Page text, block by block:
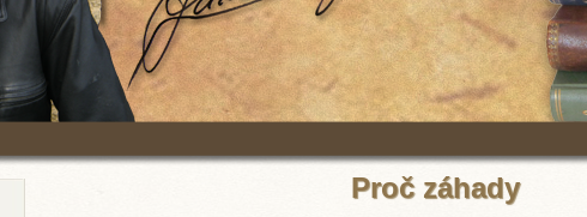
Proč záhady